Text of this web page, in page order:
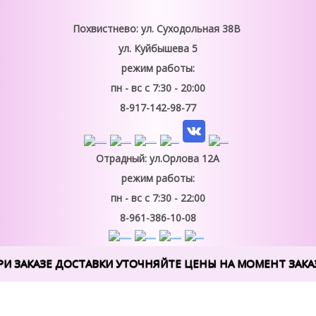
Похвистнево: ул. Суходольная 38В
ул. Куйбышева 5
режим работы:
пн - вс с 7:30 - 20:00
8-917-142-98-77
Отрадный: ул.Орлова 12А
режим работы:
пн - вс с 7:30 - 22:00
8-961-386-10-08
ЗАКАЗЕ ДОСТАВКИ УТОЧНЯЙТЕ ЦЕНЫ НА МОМЕНТ